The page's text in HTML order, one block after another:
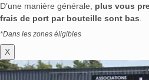
D’une manière générale, plus vous
frais de port par bouteille sont bas
*Dans les zones éligibles
X